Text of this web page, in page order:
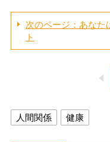
次のページ：あなた
ト
人間関係 健康